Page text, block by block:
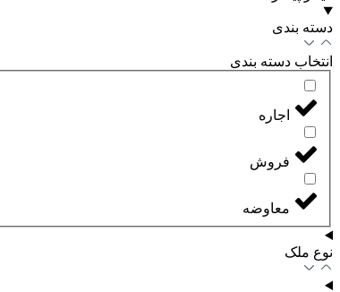
دسته بندی
انتخاب دسته بندی
اجاره
فروش
معاوضه
نوع ملک